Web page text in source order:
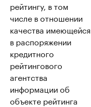
рейтингу, в том
числе в отношении
качества имеющейся
в распоряжении
кредитного
рейтингового
агентства
информации об
объекте рейтинга